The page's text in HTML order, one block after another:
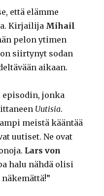
että elämme
Kirjailija Mihail
pelon ytimen
siirtynyt sodan
aikaan.
jonka
Uutisia.
meistä kääntää
uutiset. Ne ovat
Lars von
halu nähdä olisi